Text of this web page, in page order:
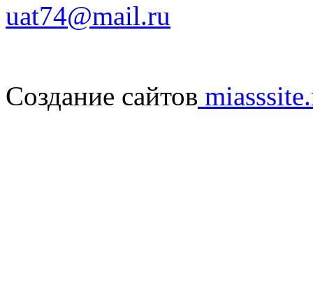
uat74@mail.ru
Создание сайтов